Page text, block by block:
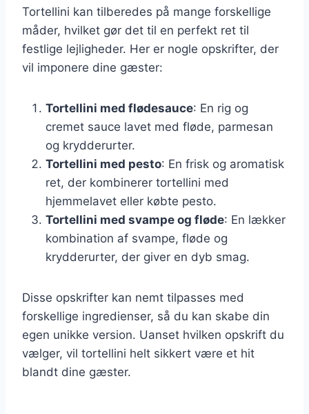
Tortellini kan tilberedes på mange forskellige
måder, hvilket gør det til en perfekt ret til
festlige lejligheder. Her er nogle opskrifter, der
vil imponere dine gæster:
Tortellini med flødesauce: En rig og
cremet sauce lavet med fløde, parmesan
og krydderurter.
Tortellini med pesto: En frisk og aromatisk
ret, der kombinerer tortellini med
hjemmelavet eller købte pesto.
Tortellini med svampe og fløde: En lækker
kombination af svampe, fløde og
krydderurter, der giver en dyb smag.
Disse opskrifter kan nemt tilpasses med
forskellige ingredienser, så du kan skabe din
egen unikke version. Uanset hvilken opskrift du
vælger, vil tortellini helt sikkert være et hit
blandt dine gæster.